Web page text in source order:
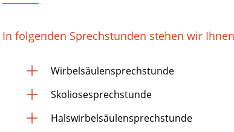
In folgenden Sprechstunden stehen wir
Wirbelsäulensprechstunde
Skoliosesprechstunde
Halswirbelsäulensprechstunde